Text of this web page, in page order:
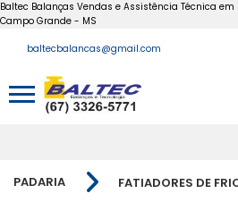
Baltec Balanças Vendas e Assistência Técnica
Campo Grande - MS
baltecbalancas@gmail.com
PADARIA FATIADORES DE